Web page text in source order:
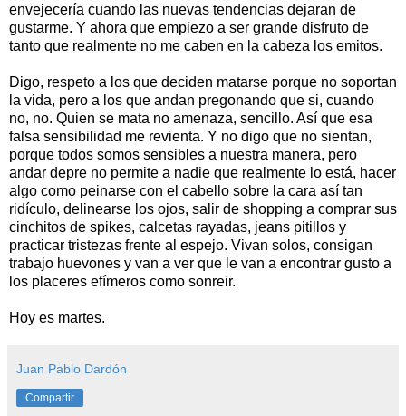
envejecería cuando las nuevas tendencias dejaran de
gustarme. Y ahora que empiezo a ser grande disfruto de
tanto que realmente no me caben en la cabeza los emitos.
Digo, respeto a los que deciden matarse porque no soportan
la vida, pero a los que andan pregonando que si, cuando
no, no. Quien se mata no amenaza, sencillo. Así que esa
falsa sensibilidad me revienta. Y no digo que no sientan,
porque todos somos sensibles a nuestra manera, pero
andar depre no permite a nadie que realmente lo está, hacer
algo como peinarse con el cabello sobre la cara así tan
ridículo, delinearse los ojos, salir de shopping a comprar sus
cinchitos de spikes, calcetas rayadas, jeans pitillos y
practicar tristezas frente al espejo. Vivan solos, consigan
trabajo huevones y van a ver que le van a encontrar gusto a
los placeres efímeros como sonreir.
Hoy es martes.
Juan Pablo Dardón
Compartir